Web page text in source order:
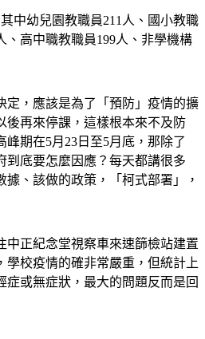
中幼兒園教職員211人、國小教職
、高中職教職員199人、非學機構
定，應該是為了「預防」疫情的擴
後再來停課，這樣根本來不及防
期在5月23日至5月底，那除了
到底要怎麼因應？每天都講很多
、該做的政策，「柯式部署」，
中正紀念堂視察車來速篩檢站建置
學校疫情的確非常嚴重，但統計上
症或無症狀，最大的問題反而是回